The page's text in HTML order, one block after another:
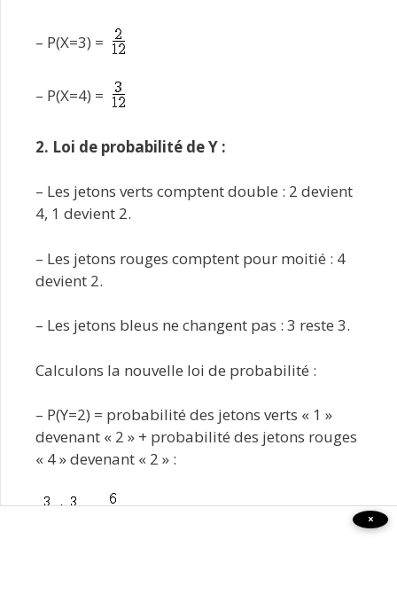
– P(X=3) =
– P(X=4) =
2. Loi de probabilité de Y :
– Les jetons verts comptent double : 2 devient
4, 1 devient 2.
– Les jetons rouges comptent pour moitié : 4
devient 2.
– Les jetons bleus ne changent pas : 3 reste 3.
Calculons la nouvelle loi de probabilité :
– P(Y=2) = probabilité des jetons verts « 1 »
devenant « 2 » + probabilité des jetons rouges
« 4 » devenant « 2 » :
=
×